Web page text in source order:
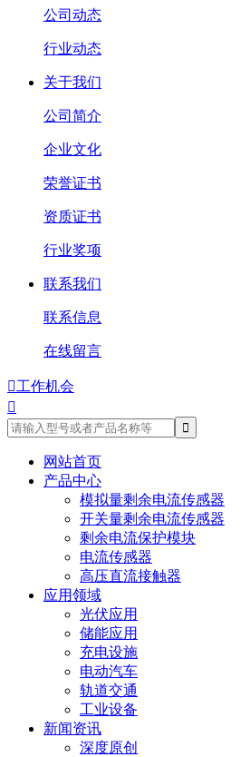
公司动态
行业动态
关于我们
公司简介
企业文化
荣誉证书
资质证书
行业奖项
联系我们
联系信息
在线留言
工作机会

网站首页
产品中心
模拟量剩余电流传感器
开关量剩余电流传感器
剩余电流保护模块
电流传感器
高压直流接触器
应用领域
光伏应用
储能应用
充电设施
电动汽车
轨道交通
工业设备
新闻资讯
深度原创